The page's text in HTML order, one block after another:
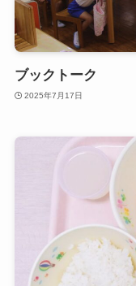
ブックトーク
2025年7月17日